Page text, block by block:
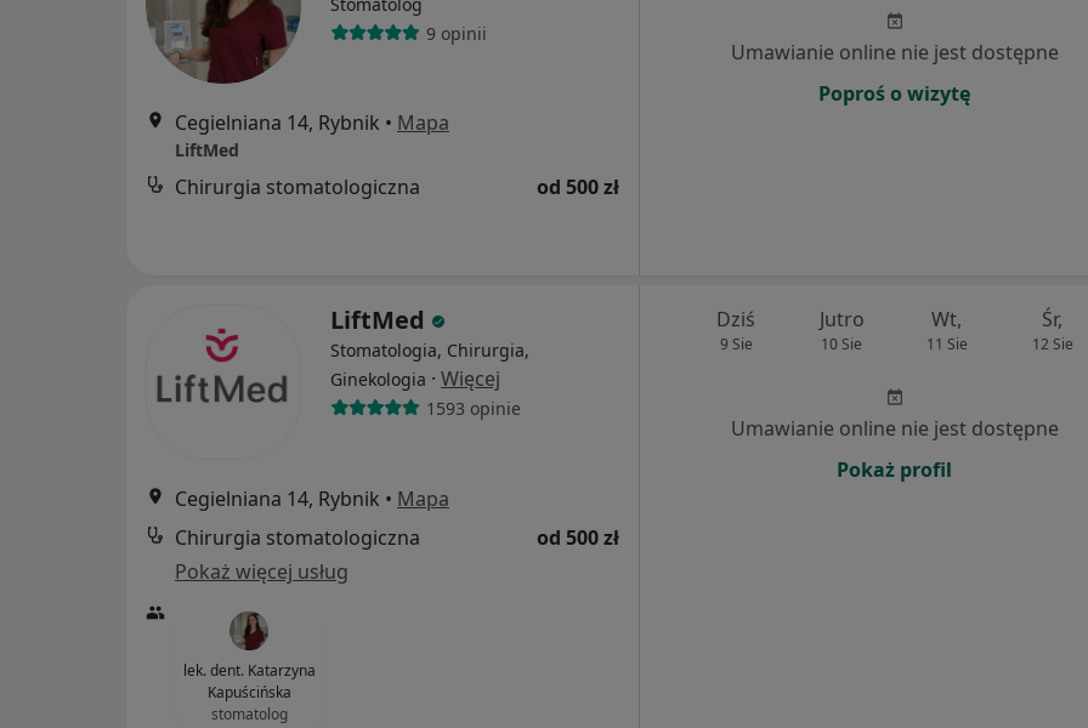
9 opinii
Cegielniana 14, Rybnik • Mapa
LiftMed
Chirurgia stomatologiczna od 500 zł
Umawianie online nie jest dostępne
Poproś o wizytę
LiftMed
Stomatologia, Chirurgia,
Ginekologia · Więcej
1593 opinie
Cegielniana 14, Rybnik • Mapa
Chirurgia stomatologiczna
od 500 zł
Pokaż więcej usług
lek. dent. Katarzyna
Kapuścińska
stomatolog
Dziś
9 Sie
Jutro
10 Sie
Wt,
11 Sie
Śr,
12 Sie
Umawianie online nie jest dostępne
Pokaż profil